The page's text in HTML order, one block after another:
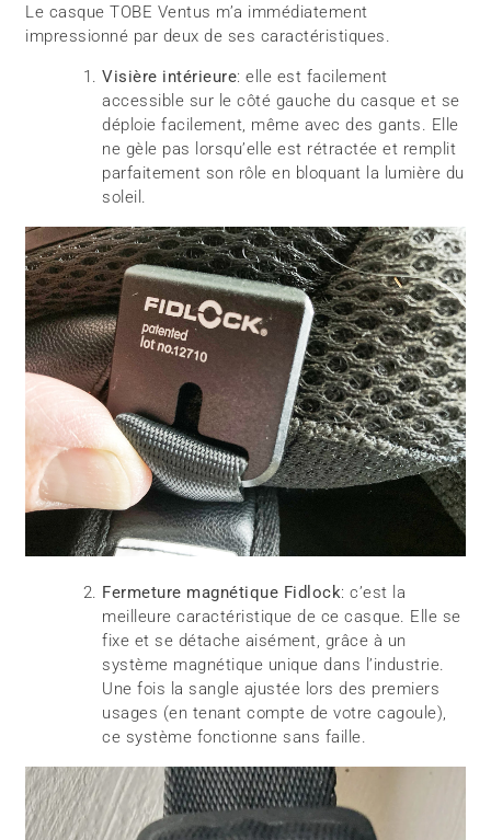
Le casque TOBE Ventus m’a immédiatement
impressionné par deux de ses caractéristiques.
Visière intérieure: elle est facilement
accessible sur le côté gauche du casque et se
déploie facilement, même avec des gants. Elle
ne gèle pas lorsqu’elle est rétractée et remplit
parfaitement son rôle en bloquant la lumière du
soleil.
Fermeture magnétique Fidlock: c’est la
meilleure caractéristique de ce casque. Elle se
fixe et se détache aisément, grâce à un
système magnétique unique dans l’industrie.
Une fois la sangle ajustée lors des premiers
usages (en tenant compte de votre cagoule),
ce système fonctionne sans faille.